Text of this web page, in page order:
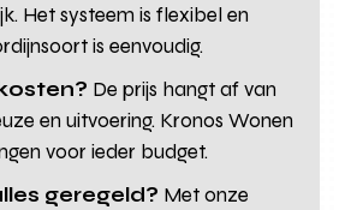
Het systeem is flexibel en
is eenvoudig.
De prijs hangt af van
en uitvoering. Kronos Wonen
voor ieder budget.
geregeld? Met onze